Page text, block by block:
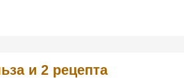
и 2 рецепта